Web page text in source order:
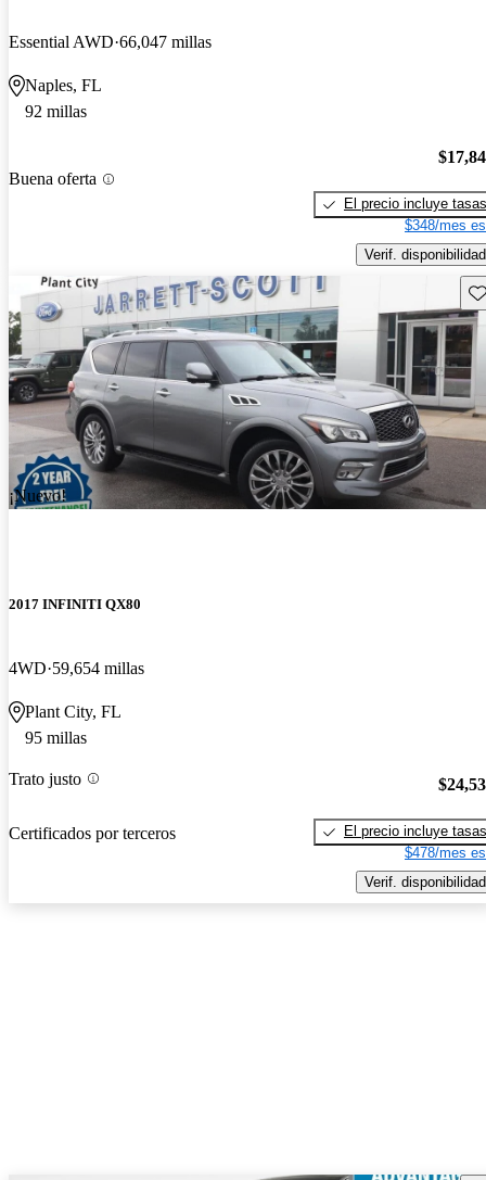
Essential AWD 66,047 millas
Naples, FL
92 millas
Buena oferta
El precio incluye tasas
$348/mes
Verif. disponibilidad
¡Nuevo!
2017 INFINITI QX80
4WD 59,654 millas
Plant City, FL
95 millas
Trato justo
Certificados por terceros
El precio incluye tasas
$478/mes
Verif. disponibilidad